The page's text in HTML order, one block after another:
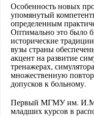
Особенность новых
упомянутый
определенным
Оптимально это было
исторические
вузы страны
акцент на развитие
тренажерах,
множественную
допусков к больному.
Первый МГМУ им. И.М.
младших курсов в